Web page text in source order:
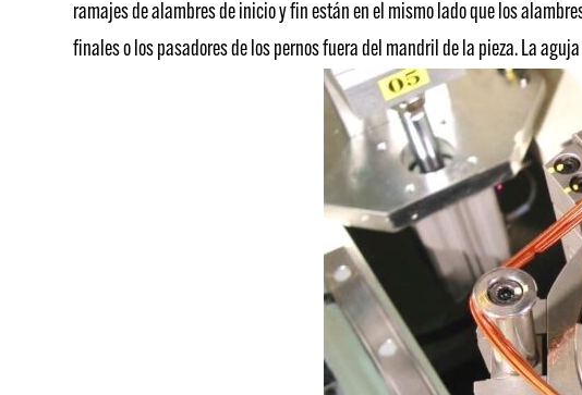
ramajes de alambres de inicio y fin están en el mismo lado que los
finales o los pasadores de los pernos fuera del mandril de la pieza. La